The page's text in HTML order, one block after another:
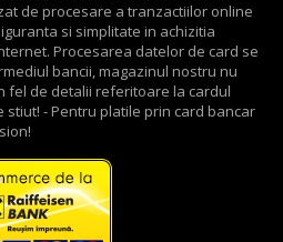
de procesare a tranzactiilor online
si simplitate in achizitia
Procesarea datelor de card se
bancii, magazinul nostru nu
fel de detalii referitoare la cardul
- Pentru platile prin card bancar